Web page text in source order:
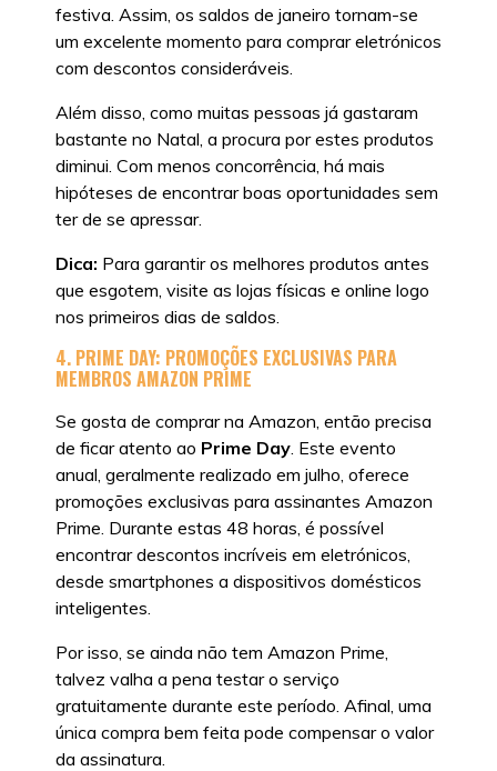
festiva. Assim, os saldos de janeiro tornam-se
um excelente momento para comprar eletrónicos
com descontos consideráveis.
Além disso, como muitas pessoas já gastaram
bastante no Natal, a procura por estes produtos
diminui. Com menos concorrência, há mais
hipóteses de encontrar boas oportunidades sem
ter de se apressar.
Dica: Para garantir os melhores produtos antes
que esgotem, visite as lojas físicas e online logo
nos primeiros dias de saldos.
4. PRIME DAY: PROMOÇÕES EXCLUSIVAS PARA
MEMBROS AMAZON PRIME
Se gosta de comprar na Amazon, então precisa
de ficar atento ao Prime Day. Este evento
anual, geralmente realizado em julho, oferece
promoções exclusivas para assinantes Amazon
Prime. Durante estas 48 horas, é possível
encontrar descontos incríveis em eletrónicos,
desde smartphones a dispositivos domésticos
inteligentes.
Por isso, se ainda não tem Amazon Prime,
talvez valha a pena testar o serviço
gratuitamente durante este período. Afinal, uma
única compra bem feita pode compensar o valor
da assinatura.